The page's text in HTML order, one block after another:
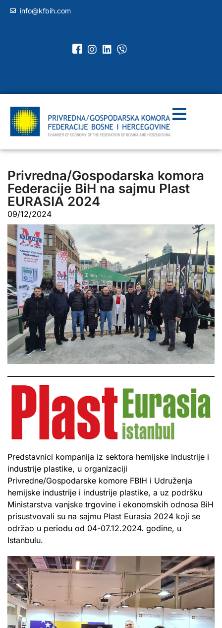
info@kfbih.com
Privredna/Gospodarska komora
Federacije BiH na sajmu Plast
EURASIA 2024
09/12/2024
Predstavnici kompanija iz sektora hemijske industrije i
industrije plastike, u organizaciji
Privredne/Gospodarske komore FBIH i Udruženja
hemijske industrije i industrije plastike, a uz podršku
Ministarstva vanjske trgovine i ekonomskih odnosa BiH
prisustvovali su na sajmu Plast Eurasia 2024 koji se
održao u periodu od 04-07.12.2024. godine, u
Istanbulu.